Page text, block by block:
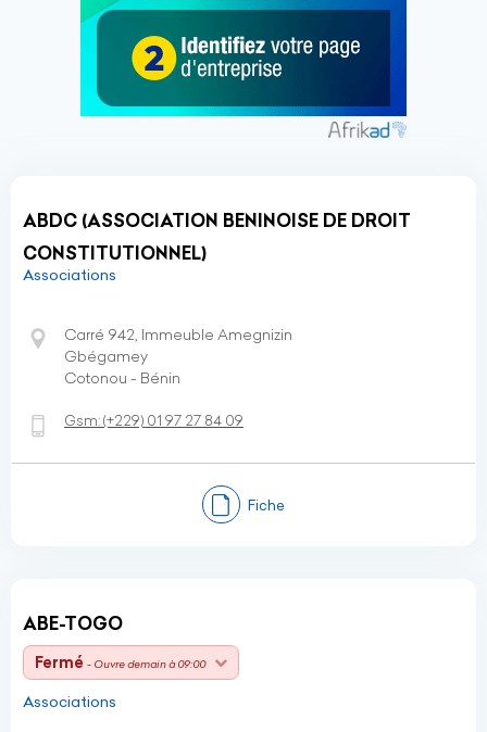
ABDC (ASSOCIATION BENINOISE DE DROIT
CONSTITUTIONNEL)
Associations
Carré 942, Immeuble Amegnizin
Gbégamey
Cotonou - Bénin
Gsm:(+229) 01 97 27 84 09
Fiche
ABE-TOGO
Fermé - Ouvre demain à 09:00
Associations